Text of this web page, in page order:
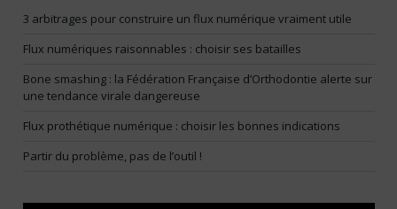
3 arbitrages pour construire un flux numérique vraiment utile
Flux numériques raisonnables : choisir ses batailles
Bone smashing : la Fédération Française d’Orthodontie alerte sur
une tendance virale dangereuse
Flux prothétique numérique : choisir les bonnes indications
Partir du problème, pas de l’outil !